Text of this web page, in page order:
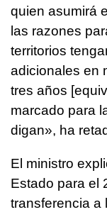
quien asumirá
las razones
territorios
adicionales en
tres años
marcado para
digan», ha
El ministro
Estado para el
transferencia a